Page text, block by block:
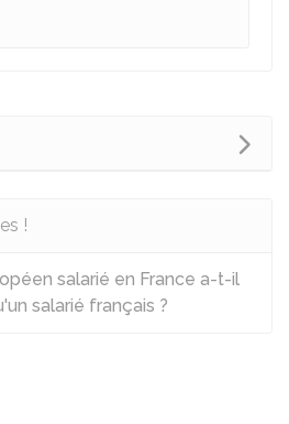
!
salarié en France a-t-il
salarié français ?